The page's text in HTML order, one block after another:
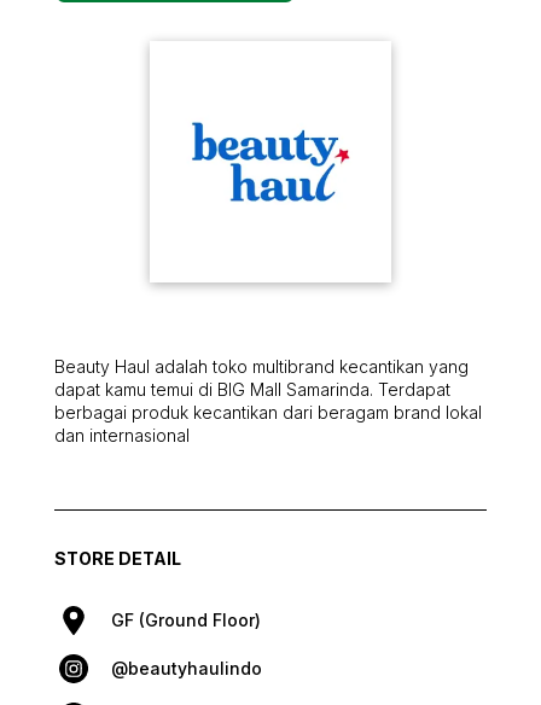
Beauty Haul adalah toko multibrand kecantikan yang
dapat kamu temui di BIG Mall Samarinda. Terdapat
berbagai produk kecantikan dari beragam brand lokal
dan internasional
STORE DETAIL
GF (Ground Floor)
@beautyhaulindo